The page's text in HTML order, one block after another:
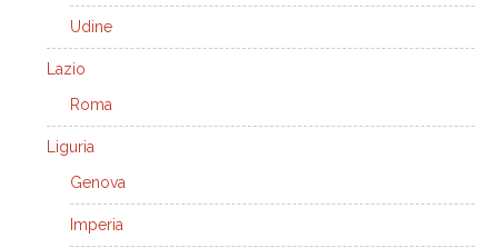
Udine
Lazio
Roma
Liguria
Genova
Imperia